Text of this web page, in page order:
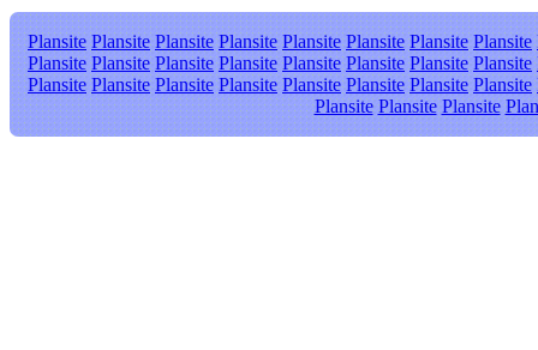
Plansite Plansite Plansite Plansite Plansite Plansite Plansite Plansite
Plansite Plansite Plansite Plansite Plansite Plansite Plansite Plansite
Plansite Plansite Plansite Plansite Plansite Plansite Plansite Plansite
Plansite Plansite Plansite